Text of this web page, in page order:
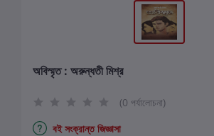
অবিস্মৃত : অরুন্ধতী মিশ্র
(0 পর্যালোচনা)
বই সংক্রান্ত জিজ্ঞাসা